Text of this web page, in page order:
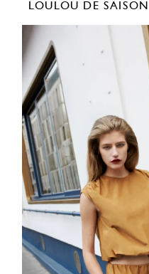
LOULOU DE SAISON